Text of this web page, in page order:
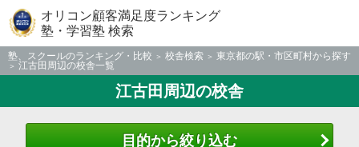
オリコン顧客満足度ランキング
塾・学習塾 検索
塾、スクールのランキング・比較 校舎検索
東京都の駅・市区町村から探す
江古田周辺の校舎一覧
江古田周辺の校舎
目的から絞り込む